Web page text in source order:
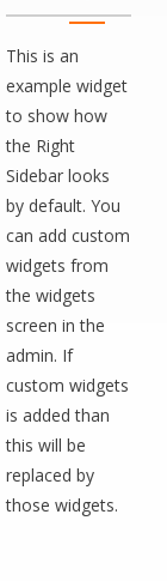
This is an
example widget
to show how
the Right
Sidebar looks
by default. You
can add custom
widgets from
the widgets
screen in the
admin. If
custom widgets
is added than
this will be
replaced by
those widgets.